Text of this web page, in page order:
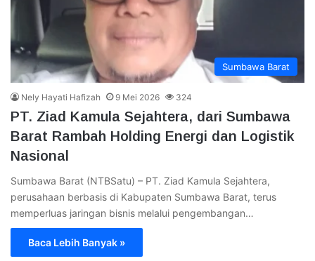
Sumbawa Barat
Nely Hayati Hafizah 9 Mei 2026 324
PT. Ziad Kamula Sejahtera, dari Sumbawa
Barat Rambah Holding Energi dan Logistik
Nasional
Sumbawa Barat (NTBSatu) – PT. Ziad Kamula Sejahtera,
perusahaan berbasis di Kabupaten Sumbawa Barat, terus
memperluas jaringan bisnis melalui pengembangan…
Baca Lebih Banyak »